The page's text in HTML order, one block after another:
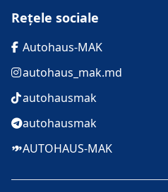
Rețele sociale
Autohaus-MAK
autohaus_mak.md
autohausmak
autohausmak
AUTOHAUS-MAK